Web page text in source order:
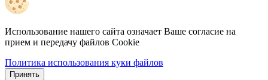
Использование нашего сайта означает Ваше согласие на
прием и передачу файлов Cookie
Политика использования куки файлов
Принять